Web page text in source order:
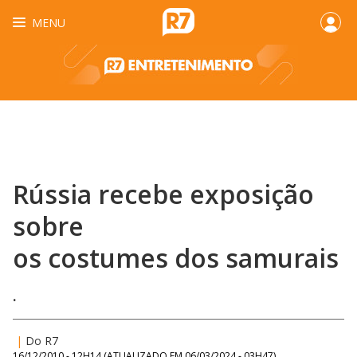
MENU
Rússia recebe exposição
sobre
os costumes dos samurais
.
| Do R7